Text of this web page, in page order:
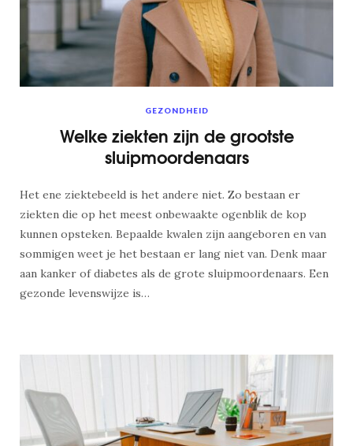
GEZONDHEID
Welke ziekten zijn de grootste
sluipmoordenaars
Het ene ziektebeeld is het andere niet. Zo bestaan er
ziekten die op het meest onbewaakte ogenblik de kop
kunnen opsteken. Bepaalde kwalen zijn aangeboren en van
sommigen weet je het bestaan er lang niet van. Denk maar
aan kanker of diabetes als de grote sluipmoordenaars. Een
gezonde levenswijze is…